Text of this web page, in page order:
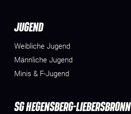
JUGEND
Weibliche Jugend
Männliche Jugend
Minis & F-Jugend
SG HEGENSBERG-LIEBERSBRONN